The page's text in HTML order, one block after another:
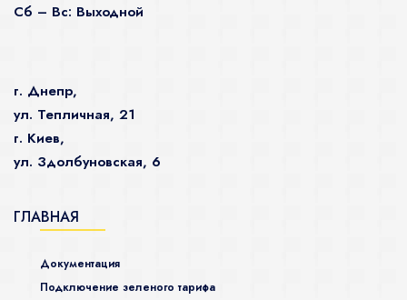
Сб – Вс: Выходной
г. Днепр,
ул. Тепличная, 21
г. Киев,
ул. Здолбуновская, 6
ГЛАВНАЯ
Документация
Подключение зеленого тарифа